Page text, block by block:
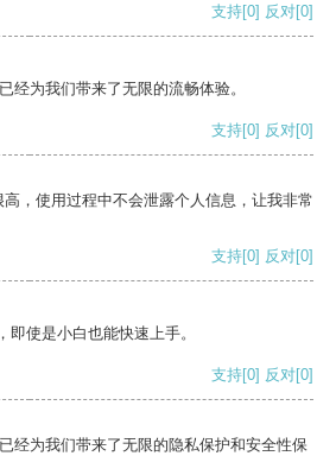
支持[0] 反对[0]
经为我们带来了无限的流畅体验。
支持[0] 反对[0]
，使用过程中不会泄露个人信息，让我非常
支持[0] 反对[0]
使是小白也能快速上手。
支持[0] 反对[0]
经为我们带来了无限的隐私保护和安全性保